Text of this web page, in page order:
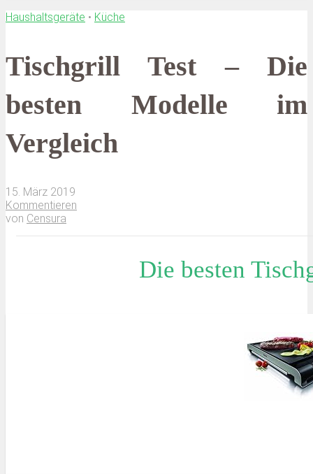
Haushaltsgeräte • Küche
Tischgrill Test – Die
besten Modelle im
Vergleich
15. März 2019
Kommentieren
von Censura
Die besten